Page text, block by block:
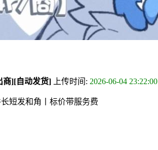
商][自动发货] 上传时间: 2026-06-04 23:22:00
短发和角丨标价带服务费